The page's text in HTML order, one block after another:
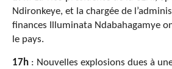
Ndironkeye, et la chargée de
finances Illuminata Ndabahagamye
le pays.
17h : Nouvelles explosions dues à